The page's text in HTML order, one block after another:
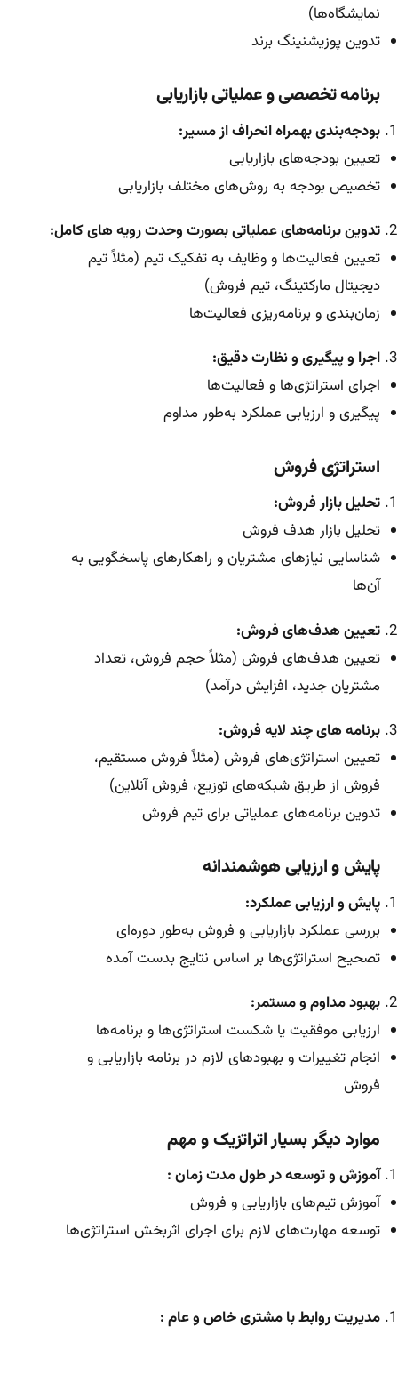
نمایشگاه‌ها)
تدوین پوزیشنینگ برند
برنامه تخصصی و عملیاتی بازاریابی
بودجه‌بندی بهمراه انحراف از مسیر:
تعیین بودجه‌های بازاریابی
تخصیص بودجه به روش‌های مختلف بازاریابی
تدوین برنامه‌های عملیاتی بصورت وحدت رویه های کامل:
تعیین فعالیت‌ها و وظایف به تفکیک تیم (مثلاً تیم
دیجیتال مارکتینگ، تیم فروش)
زمان‌بندی و برنامه‌ریزی فعالیت‌ها
اجرا و پیگیری و نظارت دقیق:
اجرای استراتژی‌ها و فعالیت‌ها
پیگیری و ارزیابی عملکرد به‌طور مداوم
استراتژی فروش
تحلیل بازار فروش:
تحلیل بازار هدف فروش
شناسایی نیازهای مشتریان و راهکارهای پاسخگویی به
آن‌ها
تعیین هدف‌های فروش:
تعیین هدف‌های فروش (مثلاً حجم فروش، تعداد
مشتریان جدید، افزایش درآمد)
برنامه های چند لایه فروش:
تعیین استراتژی‌های فروش (مثلاً فروش مستقیم،
فروش از طریق شبکه‌های توزیع، فروش آنلاین)
تدوین برنامه‌های عملیاتی برای تیم فروش
پایش و ارزیابی هوشمندانه
پایش و ارزیابی عملکرد:
بررسی عملکرد بازاریابی و فروش به‌طور دوره‌ای
تصحیح استراتژی‌ها بر اساس نتایج بدست آمده
بهبود مداوم و مستمر:
ارزیابی موفقیت یا شکست استراتژی‌ها و برنامه‌ها
انجام تغییرات و بهبودهای لازم در برنامه بازاریابی و
فروش
موارد دیگر بسیار اتراتزیک و مهم
آموزش و توسعه در طول مدت زمان :
آموزش تیم‌های بازاریابی و فروش
توسعه مهارت‌های لازم برای اجرای اثربخش استراتژی‌ها
مدیریت روابط با مشتری خاص و عام :